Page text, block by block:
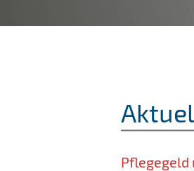
Pflegegeld